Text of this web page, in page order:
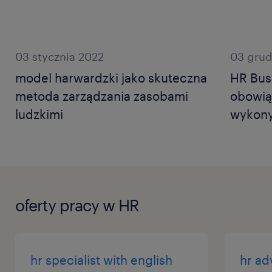
03 stycznia 2022
model harwardzki jako skuteczna
metoda zarządzania zasobami
ludzkimi
03
HR
oferty pracy w HR
hr specialist with english hr